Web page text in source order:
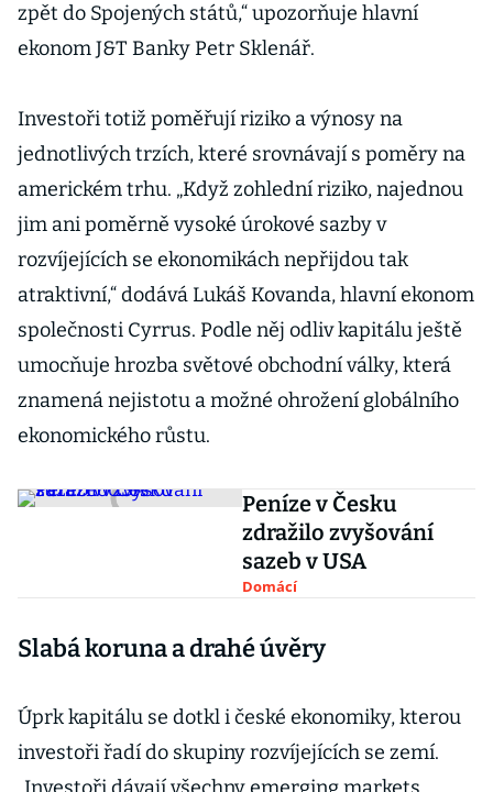
zpět do Spojených států,“ upozorňuje hlavní
ekonom J&T Banky Petr Sklenář.
Investoři totiž poměřují riziko a výnosy na
jednotlivých trzích, které srovnávají s poměry na
americkém trhu. „Když zohlední riziko, najednou
jim ani poměrně vysoké úrokové sazby v
rozvíjejících se ekonomikách nepřijdou tak
atraktivní,“ dodává Lukáš Kovanda, hlavní ekonom
společnosti Cyrrus. Podle něj odliv kapitálu ještě
umocňuje hrozba světové obchodní války, která
znamená nejistotu a možné ohrožení globálního
ekonomického růstu.
Peníze v Česku
zdražilo zvyšování
sazeb v USA
Domácí
Slabá koruna a drahé úvěry
Úprk kapitálu se dotkl i české ekonomiky, kterou
investoři řadí do skupiny rozvíjejících se zemí.